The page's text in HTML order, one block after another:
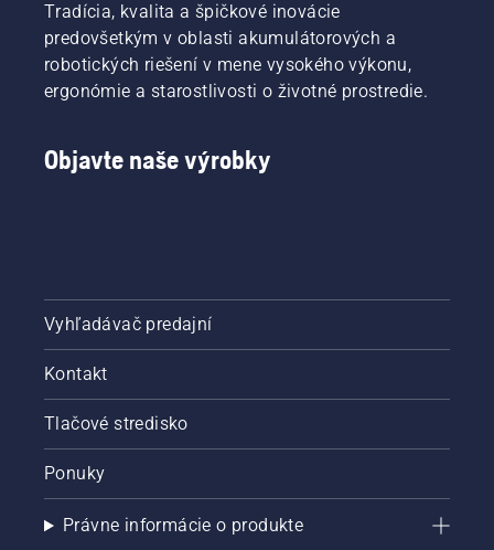
Tradícia, kvalita a špičkové inovácie
predovšetkým v oblasti akumulátorových a
robotických riešení v mene vysokého výkonu,
ergonómie a starostlivosti o životné prostredie.
Objavte naše výrobky
Vyhľadávač predajní
Kontakt
Tlačové stredisko
Ponuky
Právne informácie o produkte